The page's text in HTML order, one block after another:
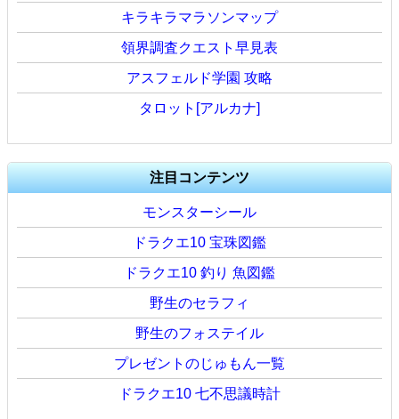
キラキラマラソンマップ
領界調査クエスト早見表
アスフェルド学園 攻略
タロット[アルカナ]
注目コンテンツ
モンスターシール
ドラクエ10 宝珠図鑑
ドラクエ10 釣り 魚図鑑
野生のセラフィ
野生のフォステイル
プレゼントのじゅもん一覧
ドラクエ10 七不思議時計